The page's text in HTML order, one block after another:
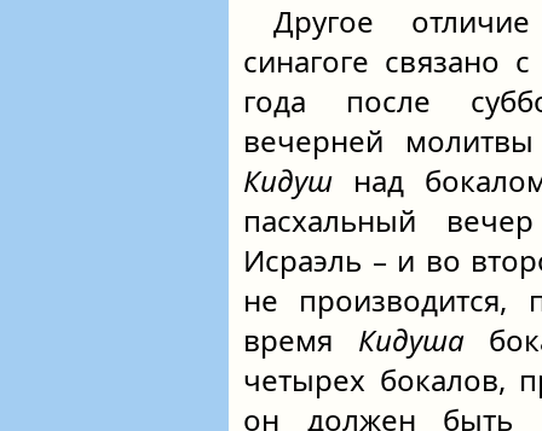
Другое
синагоге связано
года после
вечерней
Кидуш над
пасхальный
Исраэль – и во
не производится,
время Кидуша
четырех бокалов,
он должен быть